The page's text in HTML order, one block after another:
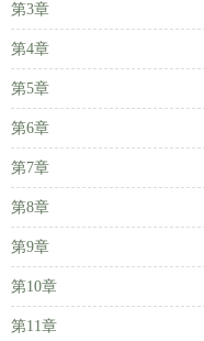
第3章
第4章
第5章
第6章
第7章
第8章
第9章
第10章
第11章